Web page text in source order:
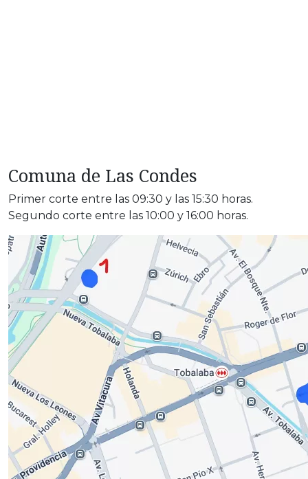
Comuna de Las Condes
Primer corte entre las 09:30 y las 15:30 horas.
Segundo corte entre las 10:00 y 16:00 horas.